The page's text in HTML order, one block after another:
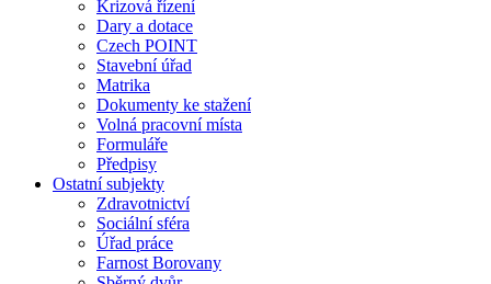
Krizová řízení
Dary a dotace
Czech POINT
Stavební úřad
Matrika
Dokumenty ke stažení
Volná pracovní místa
Formuláře
Předpisy
Ostatní subjekty
Zdravotnictví
Sociální sféra
Úřad práce
Farnost Borovany